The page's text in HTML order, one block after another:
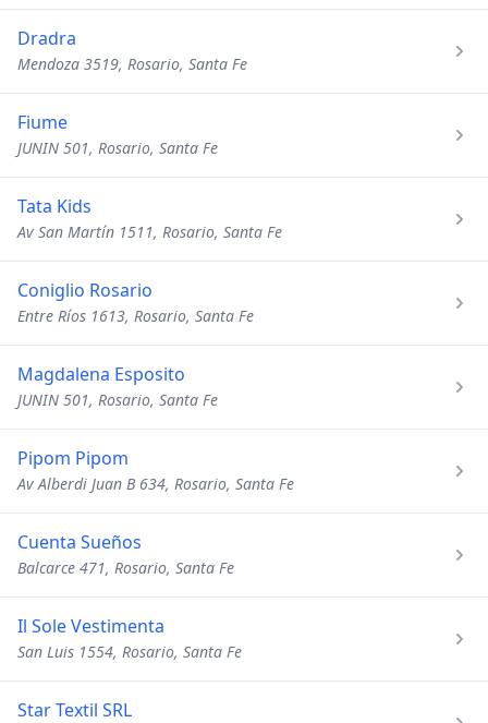
Dradra
Mendoza 3519, Rosario, Santa Fe
Fiume
JUNIN 501, Rosario, Santa Fe
Tata Kids
Av San Martín 1511, Rosario, Santa Fe
Coniglio Rosario
Entre Ríos 1613, Rosario, Santa Fe
Magdalena Esposito
JUNIN 501, Rosario, Santa Fe
Pipom Pipom
Av Alberdi Juan B 634, Rosario, Santa Fe
Cuenta Sueños
Balcarce 471, Rosario, Santa Fe
Il Sole Vestimenta
San Luis 1554, Rosario, Santa Fe
Star Textil SRL